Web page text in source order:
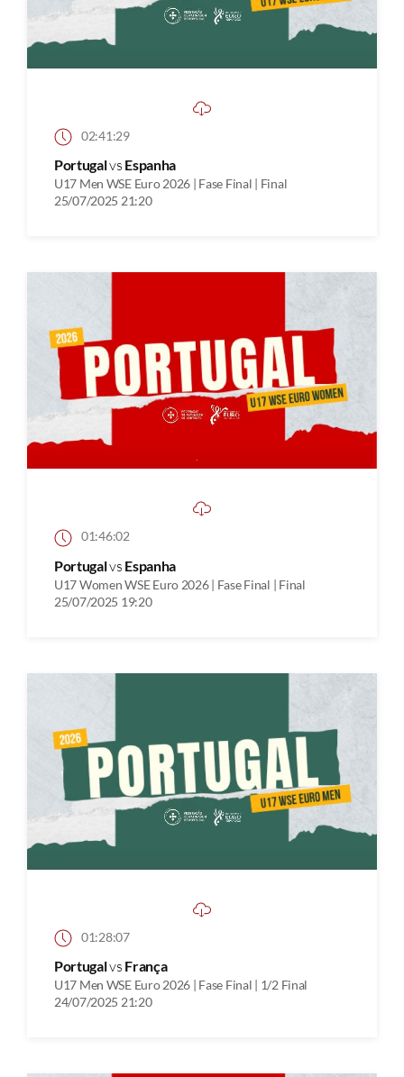
02:41:29
Portugalvs Espanha
U17 Men WSE Euro 2026 | Fase Final | Final
25/07/2025 21:20
01:46:02
Portugalvs Espanha
U17 Women WSE Euro 2026 | Fase Final | Final
25/07/2025 19:20
01:28:07
Portugalvs França
U17 Men WSE Euro 2026 | Fase Final | 1/2 Final
24/07/2025 21:20